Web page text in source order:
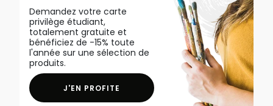
Demandez votre carte
privilège étudiant,
totalement gratuite et
bénéficiez de -15% toute
l'année sur une sélection de
produits.
J'EN PROFITE